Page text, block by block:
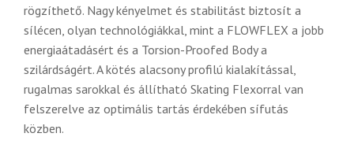
rögzíthető. Nagy kényelmet és stabilitást biztosít a
sílécen, olyan technológiákkal, mint a FLOWFLEX a jobb
energiaátadásért és a Torsion-Proofed Body a
szilárdságért. A kötés alacsony profilú kialakítással,
rugalmas sarokkal és állítható Skating Flexorral van
felszerelve az optimális tartás érdekében sífutás
közben.